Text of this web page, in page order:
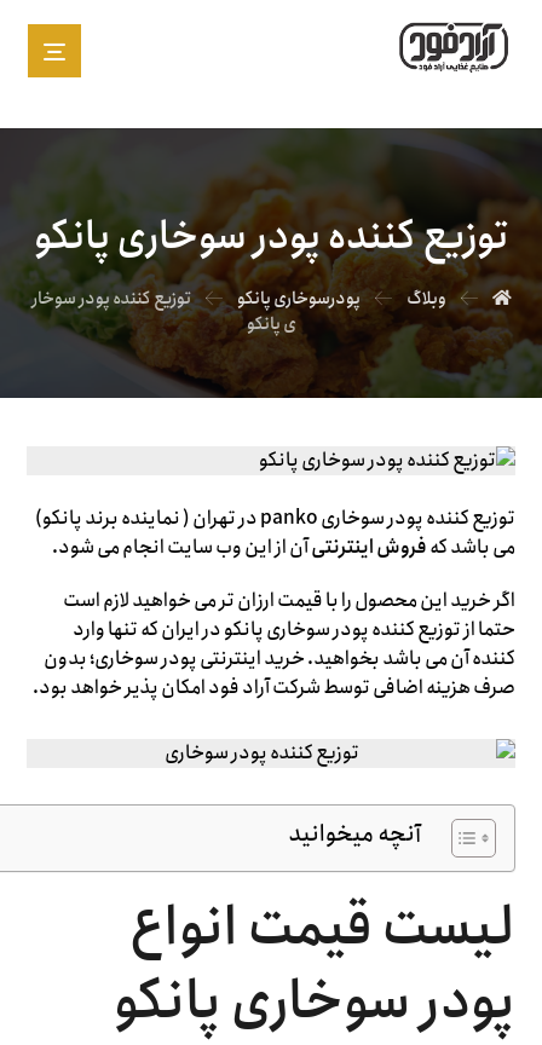
توزیع کننده پودر سوخاری پانکو
وبلاگ پودرسوخاری پانکو
توزیع کننده پودر سوخار
ی پانکو
توزیع کننده پودر سوخاری panko در تهران ( نماینده برند پانکو)
می باشد کهفروش اینترنتیآن از این وب سایت انجام می شود.
اگر خرید این محصول را با قیمت ارزان تر می خواهید لازم است
حتما از توزیع کننده پودر سوخاری پانکو در ایران که تنها وارد
کننده آن می باشد بخواهید. خرید اینترنتی پودر سوخاری؛ بدون
صرف هزینه اضافی توسط شرکت آراد فود امکان پذیر خواهد بود.
آنچه میخوانید
لیست قیمت انواع
پودر سوخاری پانکو